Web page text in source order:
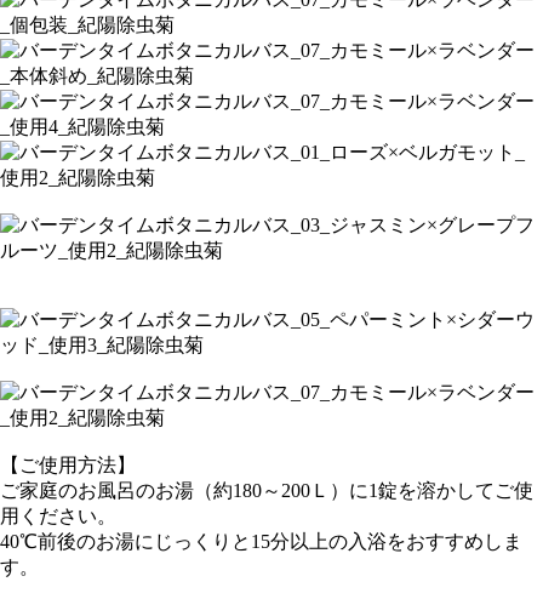
【ご使用方法】
ご家庭のお風呂のお湯（約180～200Ｌ）に1錠を溶かしてご使
用ください。
40℃前後のお湯にじっくりと15分以上の入浴をおすすめしま
す。